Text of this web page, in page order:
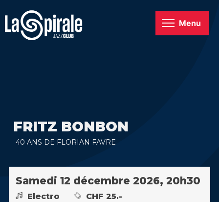
Menu
FRITZ BONBON
40 ANS DE FLORIAN FAVRE
Samedi 12 décembre 2026, 20h30
Electro
CHF 25.-